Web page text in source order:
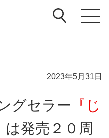
2023年5月31日
グセラー 『じ
は発売２０周